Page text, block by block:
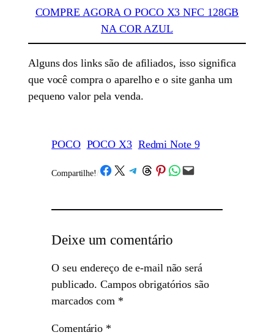
COMPRE AGORA O POCO X3 NFC 128GB
NA COR AZUL
Alguns dos links são de afiliados, isso significa
que você compra o aparelho e o site ganha um
pequeno valor pela venda.
POCO POCO X3 Redmi Note 9
Compartilhe!/Share on Facebook
Share on X Share on Telegram
Share on Threads
Share on Pinterest
Share on WhatsApp
Email this Page
Deixe um comentário
O seu endereço de e-mail não será
publicado. Campos obrigatórios são
marcados com *
Comentário *